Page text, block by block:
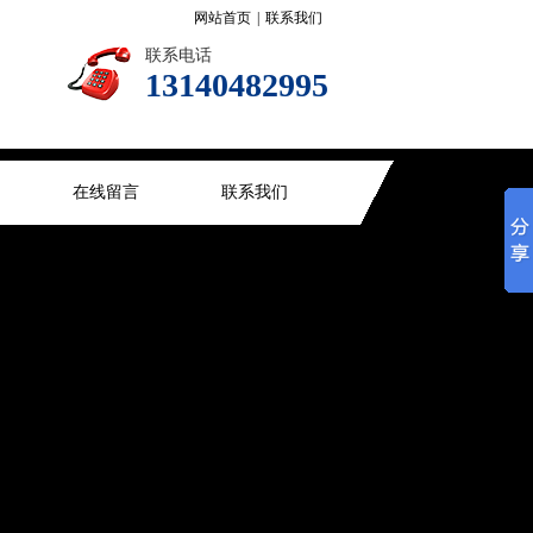
网站首页 联系我们
联系电话
13140482995
在线留言 联系我们